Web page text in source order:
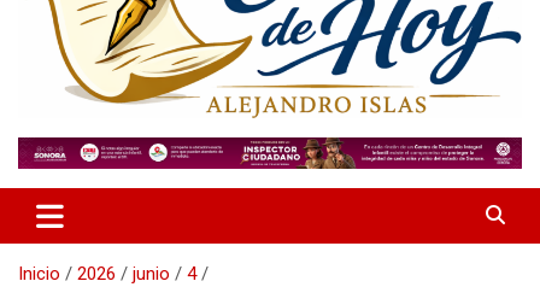
Mi Carta de Hoy
Inicio 2026 junio
4